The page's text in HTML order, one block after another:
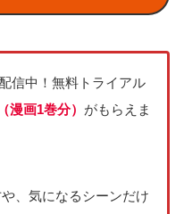
信中！無料トライアル
漫画1巻分） がもらえま
、気になるシーンだけ